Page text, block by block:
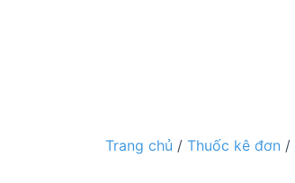
Trang chủ / Thuốc kê đơn /